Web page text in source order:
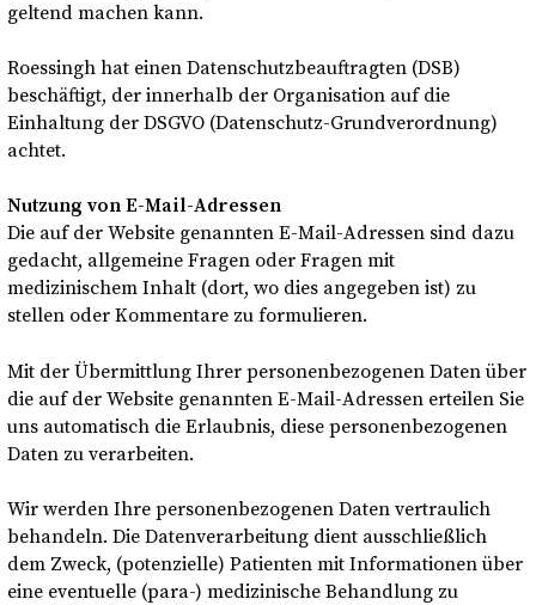
Dunklermodus
geltend machen kann.
Roessingh hat einen Datenschutzbeauftragten (DSB)
beschäftigt, der innerhalb der Organisation auf die
Einhaltung der DSGVO (Datenschutz-Grundverordnung)
achtet.
Nutzung von E-Mail-Adressen
Die auf der Website genannten E-Mail-Adressen sind dazu
gedacht, allgemeine Fragen oder Fragen mit
medizinischem Inhalt (dort, wo dies angegeben ist) zu
stellen oder Kommentare zu formulieren.
Mit der Übermittlung Ihrer personenbezogenen Daten über
die auf der Website genannten E-Mail-Adressen erteilen Sie
uns automatisch die Erlaubnis, diese personenbezogenen
Daten zu verarbeiten.
Wir werden Ihre personenbezogenen Daten vertraulich
behandeln. Die Datenverarbeitung dient ausschließlich
dem Zweck, (potenzielle) Patienten mit Informationen über
eine eventuelle (para-) medizinische Behandlung zu